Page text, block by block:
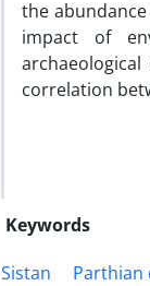
the
impact of
correlation
Keywords
Sistan
Parthian